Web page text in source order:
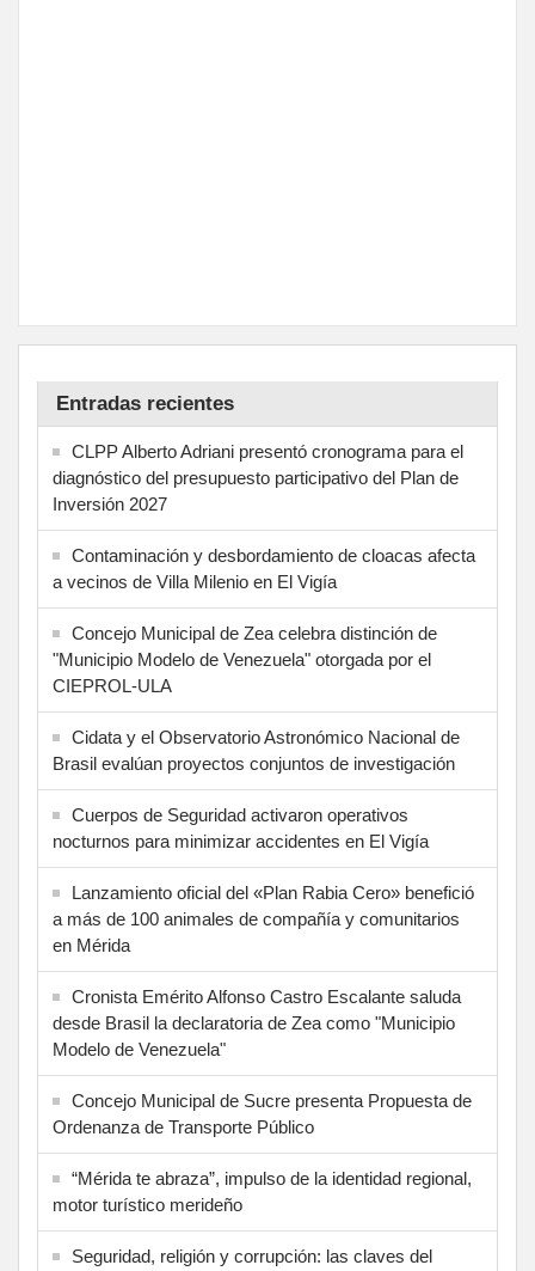
Entradas recientes
CLPP Alberto Adriani presentó cronograma para el
diagnóstico del presupuesto participativo del Plan de
Inversión 2027
Contaminación y desbordamiento de cloacas afecta
a vecinos de Villa Milenio en El Vigía
Concejo Municipal de Zea celebra distinción de
"Municipio Modelo de Venezuela" otorgada por el
CIEPROL-ULA
Cidata y el Observatorio Astronómico Nacional de
Brasil evalúan proyectos conjuntos de investigación
Cuerpos de Seguridad activaron operativos
nocturnos para minimizar accidentes en El Vigía
Lanzamiento oficial del «Plan Rabia Cero» benefició
a más de 100 animales de compañía y comunitarios
en Mérida
Cronista Emérito Alfonso Castro Escalante saluda
desde Brasil la declaratoria de Zea como "Municipio
Modelo de Venezuela"
Concejo Municipal de Sucre presenta Propuesta de
Ordenanza de Transporte Público
“Mérida te abraza”, impulso de la identidad regional,
motor turístico merideño
Seguridad, religión y corrupción: las claves del